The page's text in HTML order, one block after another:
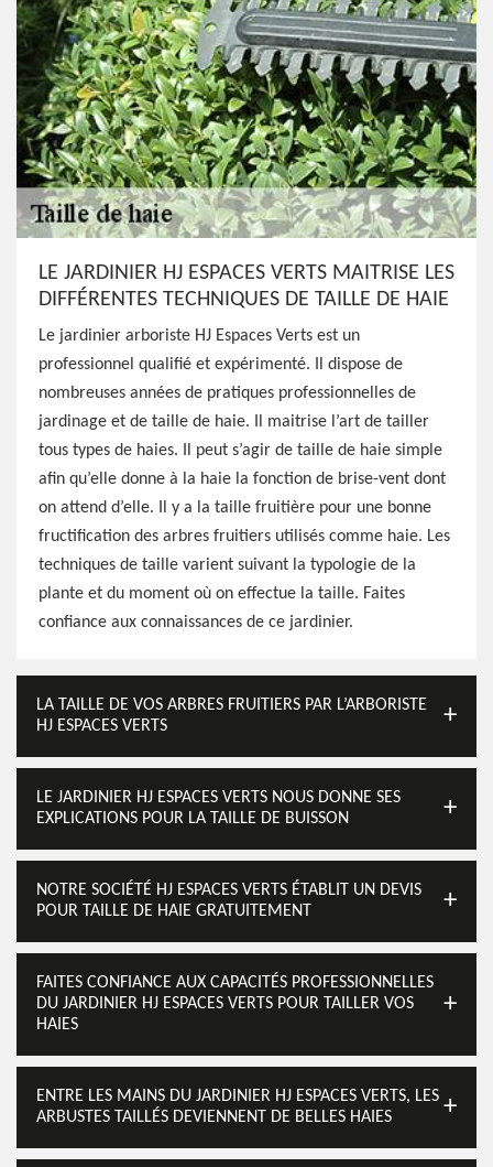
LE JARDINIER HJ ESPACES VERTS MAITRISE LES
DIFFÉRENTES TECHNIQUES DE TAILLE DE HAIE
Le jardinier arboriste HJ Espaces Verts est un
professionnel qualifié et expérimenté. Il dispose de
nombreuses années de pratiques professionnelles de
jardinage et de taille de haie. Il maitrise l’art de tailler
tous types de haies. Il peut s’agir de taille de haie simple
afin qu’elle donne à la haie la fonction de brise-vent dont
on attend d’elle. Il y a la taille fruitière pour une bonne
fructification des arbres fruitiers utilisés comme haie. Les
techniques de taille varient suivant la typologie de la
plante et du moment où on effectue la taille. Faites
confiance aux connaissances de ce jardinier.
LA TAILLE DE VOS ARBRES FRUITIERS PAR L’ARBORISTE
HJ ESPACES VERTS
LE JARDINIER HJ ESPACES VERTS NOUS DONNE SES
EXPLICATIONS POUR LA TAILLE DE BUISSON
NOTRE SOCIÉTÉ HJ ESPACES VERTS ÉTABLIT UN DEVIS
POUR TAILLE DE HAIE GRATUITEMENT
FAITES CONFIANCE AUX CAPACITÉS PROFESSIONNELLES
DU JARDINIER HJ ESPACES VERTS POUR TAILLER VOS
HAIES
ENTRE LES MAINS DU JARDINIER HJ ESPACES VERTS, LES
ARBUSTES TAILLÉS DEVIENNENT DE BELLES HAIES